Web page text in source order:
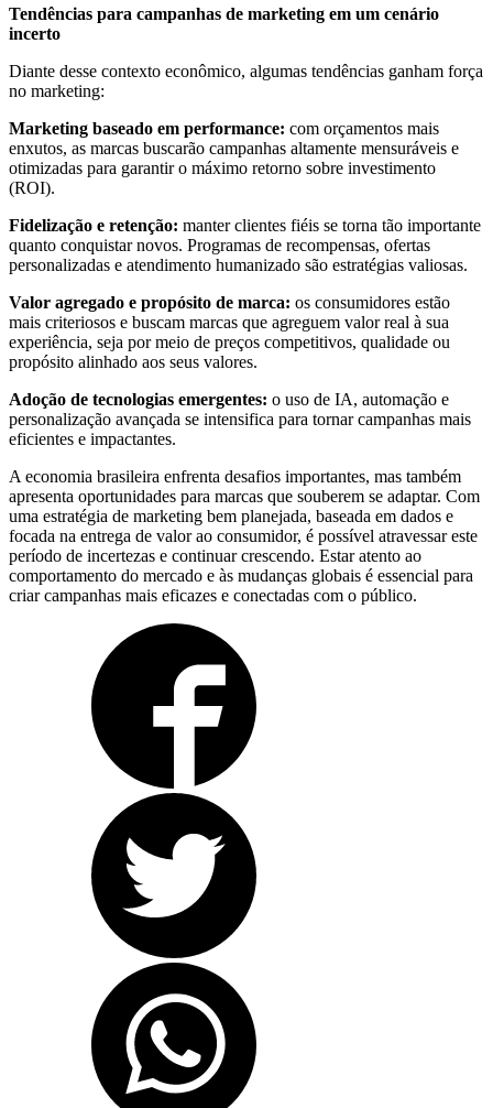
Tendências para campanhas de marketing em um cenário
incerto
Diante desse contexto econômico, algumas tendências ganham força
no marketing:
Marketing baseado em performance: com orçamentos mais
enxutos, as marcas buscarão campanhas altamente mensuráveis e
otimizadas para garantir o máximo retorno sobre investimento
(ROI).
Fidelização e retenção: manter clientes fiéis se torna tão importante
quanto conquistar novos. Programas de recompensas, ofertas
personalizadas e atendimento humanizado são estratégias valiosas.
Valor agregado e propósito de marca: os consumidores estão
mais criteriosos e buscam marcas que agreguem valor real à sua
experiência, seja por meio de preços competitivos, qualidade ou
propósito alinhado aos seus valores.
Adoção de tecnologias emergentes: o uso de IA, automação e
personalização avançada se intensifica para tornar campanhas mais
eficientes e impactantes.
A economia brasileira enfrenta desafios importantes, mas também
apresenta oportunidades para marcas que souberem se adaptar. Com
uma estratégia de marketing bem planejada, baseada em dados e
focada na entrega de valor ao consumidor, é possível atravessar este
período de incertezas e continuar crescendo. Estar atento ao
comportamento do mercado e às mudanças globais é essencial para
criar campanhas mais eficazes e conectadas com o público.